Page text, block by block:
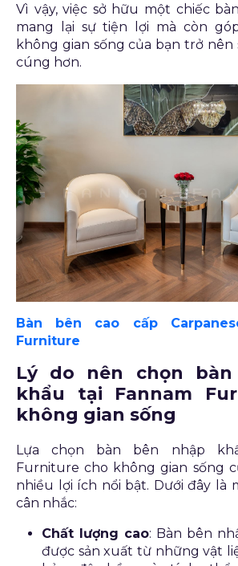
Vì vậy, việc sở hữu một chiếc
mang lại sự tiện lợi mà còn
không gian sống của bạn trở nên
cúng hơn.
Bàn bên cao cấp
Furniture
Lý do nên chọn
khẩu tại Fannam
không gian sống
Lựa chọn bàn bên nhập
Furniture cho không gian sống
nhiều lợi ích nổi bật. Dưới đây là
cân nhắc:
Chất lượng cao: Bàn bên
được sản xuất từ những vật